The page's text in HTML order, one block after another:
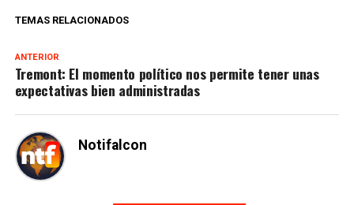
TEMAS RELACIONADOS
ANTERIOR
Tremont: El momento político nos permite tener unas
expectativas bien administradas
Notifalcon